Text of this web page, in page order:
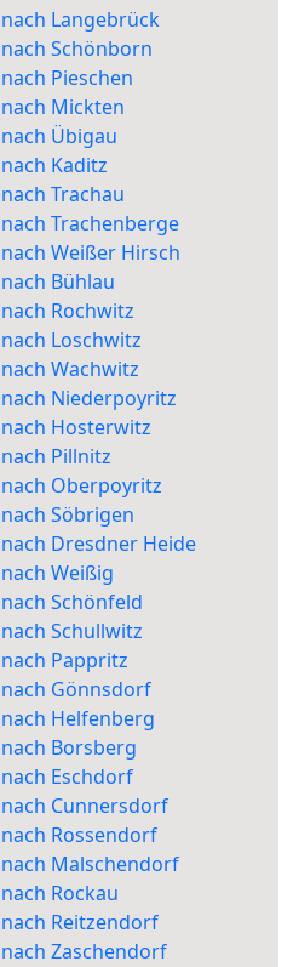
Langebrück
Schönborn
Pieschen
Mickten
Übigau
Kaditz
Trachau
Trachenberge
Weißer Hirsch
Bühlau
Rochwitz
Loschwitz
Wachwitz
Niederpoyritz
Hosterwitz
Pillnitz
Oberpoyritz
Söbrigen
Dresdner Heide
Weißig
Schönfeld
Schullwitz
Pappritz
Gönnsdorf
Helfenberg
Borsberg
Eschdorf
Cunnersdorf
Rossendorf
Malschendorf
Rockau
Reitzendorf
Zaschendorf